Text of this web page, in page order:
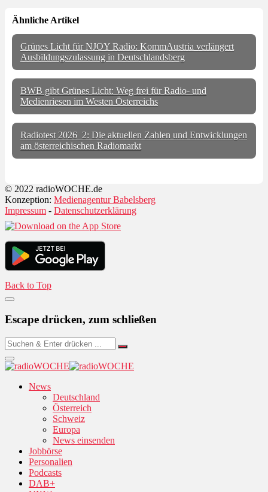
Ähnliche Artikel
Grünes Licht für NJOY Radio: KommAustria verlängert
Ausbildungszulassung in Deutschlandsberg
BWB gibt Grünes Licht: Weg frei für Radio- und
Medienriesen im Westen Österreichs
Radiotest 2026_2: Die aktuellen Zahlen und Entwicklungen
am österreichischen Radiomarkt
© 2022 radioWOCHE.de
Konzeption: Medienagentur Babelsberg
Impressum - Datenschutzerklärung
Back to Top
Escape drücken, zum schließen
News
Deutschland
Österreich
Schweiz
Europa
News einsenden
Jobbörse
Personalien
Podcasts
DAB+